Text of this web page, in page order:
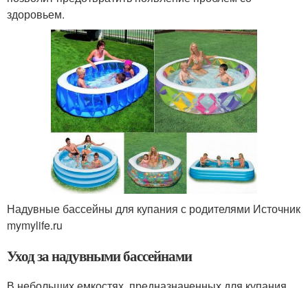
здоровьем.
Надувные бассейны для купания с родителями Источник
mymylife.ru
Уход за надувными бассейнами